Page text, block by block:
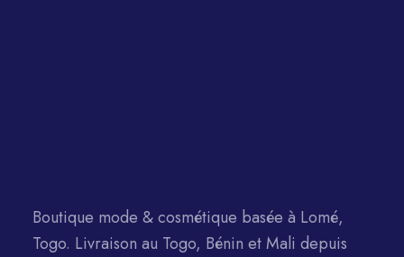
Boutique mode & cosmétique basée à Lomé,
Togo. Livraison au Togo, Bénin et Mali depuis